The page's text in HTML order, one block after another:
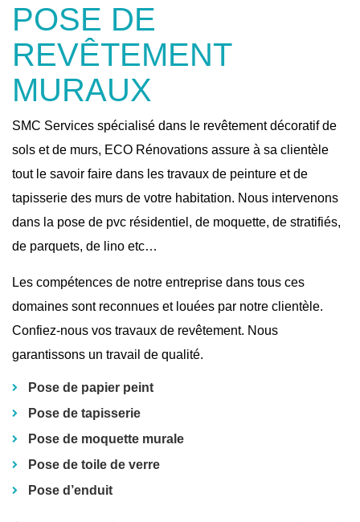
POSE DE
REVÊTEMENT
MURAUX
SMC Services spécialisé dans le revêtement décoratif de
sols et de murs, ECO Rénovations assure à sa clientèle
tout le savoir faire dans les travaux de peinture et de
tapisserie des murs de votre habitation. Nous intervenons
dans la pose de pvc résidentiel, de moquette, de stratifiés,
de parquets, de lino etc…
Les compétences de notre entreprise dans tous ces
domaines sont reconnues et louées par notre clientèle.
Confiez-nous vos travaux de revêtement. Nous
garantissons un travail de qualité.
Pose de papier peint
Pose de tapisserie
Pose de moquette murale
Pose de toile de verre
Pose d’enduit